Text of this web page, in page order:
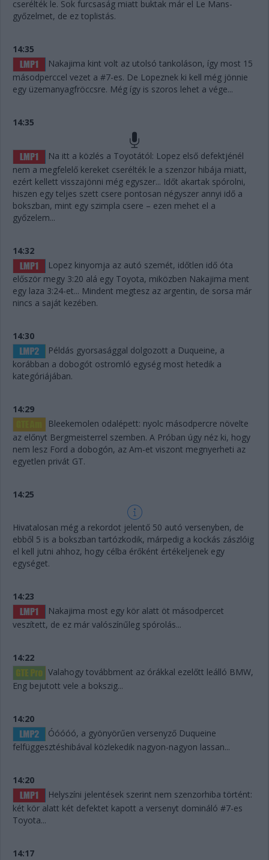
cserélték le. Sok furcsaság miatt buktak már el Le Mans-
győzelmet, de ez toplistás.
14:35
Nakajima kint volt az utolsó tankoláson, így most 15
másodperccel vezet a #7-es. De Lopeznek ki kell még jönnie
egy üzemanyagfröccsre. Még így is szoros lehet a vége...
14:35
Na itt a közlés a Toyotától: Lopez első defektjénél
nem a megfelelő kereket cserélték le a szenzor hibája miatt,
ezért kellett visszajönni még egyszer... Időt akartak spórolni,
hiszen egy teljes szett csere pontosan négyszer annyi idő a
bokszban, mint egy szimpla csere – ezen mehet el a
győzelem...
14:32
Lopez kinyomja az autó szemét, időtlen idő óta
először megy 3:20 alá egy Toyota, miközben Nakajima ment
egy laza 3:24-et... Mindent megtesz az argentin, de sorsa már
nincs a saját kezében.
14:30
Példás gyorsasággal dolgozott a Duqueine, a
korábban a dobogót ostromló egység most hetedik a
kategóriájában.
14:29
Bleekemolen odalépett: nyolc másodpercre növelte
az előnyt Bergmeisterrel szemben. A Próban úgy néz ki, hogy
nem lesz Ford a dobogón, az Am-et viszont megnyerheti az
egyetlen privát GT.
14:25
Hivatalosan még a rekordot jelentő 50 autó versenyben, de
ebből 5 is a bokszban tartózkodik, márpedig a kockás zászlóig
el kell jutni ahhoz, hogy célba érőként értékeljenek egy
egységet.
14:23
Nakajima most egy kör alatt öt másodpercet
veszített, de ez már valószínűleg spórolás...
14:22
Valahogy továbbment az órákkal ezelőtt leálló BMW,
Eng bejutott vele a bokszig...
14:20
Óóóóó, a gyönyörűen versenyző Duqueine
felfüggesztéshibával közlekedik nagyon-nagyon lassan...
14:20
Helyszíni jelentések szerint nem szenzorhiba történt:
két kör alatt két defektet kapott a versenyt domináló #7-es
Toyota...
14:17